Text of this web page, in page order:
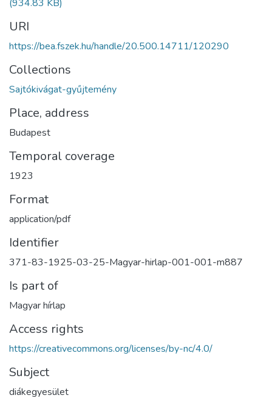
(934.83 KB)
URI
https://bea.fszek.hu/handle/20.500.14711/120290
Collections
Sajtókivágat-gyűjtemény
Place, address
Budapest
Temporal coverage
1923
Format
application/pdf
Identifier
371-83-1925-03-25-Magyar-hirlap-001-001-m887
Is part of
Magyar hírlap
Access rights
https://creativecommons.org/licenses/by-nc/4.0/
Subject
diákegyesület